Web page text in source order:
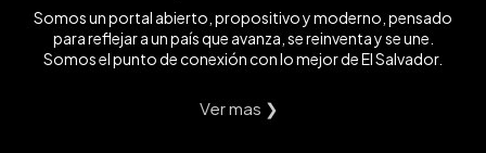
Somos un portal abierto, propositivo y moderno, pensado
para reflejar a un país que avanza, se reinventa y se une.
Somos el punto de conexión con lo mejor de El Salvador.
Ver mas ❯